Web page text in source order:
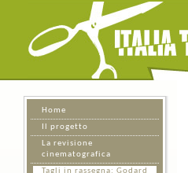
Home
Il progetto
La revisione
cinematografica
Tagli in rassegna: Godard